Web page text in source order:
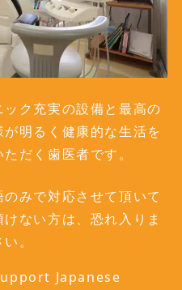
ク充実の設備と最高の
明るく健康的な生活を
だく歯医者です。
みで対応させて頂いて
ない方は、恐れ入りま
。
Japanese